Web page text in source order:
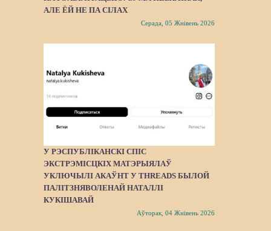
АЛЕ ЁЙ НЕ ПА СІЛАХ
Серада, 05 Жнівень 2026
У РЭСПУБЛІКАНСКІ СПІС
ЭКСТРЭМІСЦКІХ МАТЭРЫЯЛАЎ
УКЛЮЧЫЛІ АКАЎНТ У THREADS БЫЛОЙ
ПАЛІТЗНЯВОЛЕНАЙ НАТАЛЛІ
КУКІШАВАЙ
Аўторак, 04 Жнівень 2026